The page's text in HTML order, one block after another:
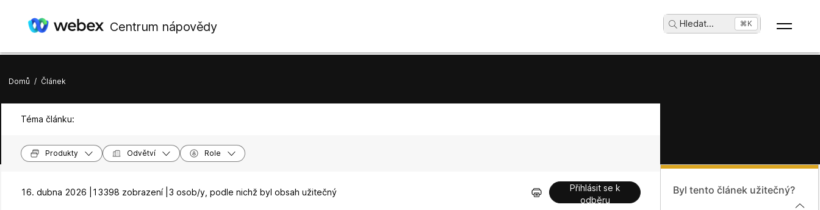
Centrum nápovědy Hledat... ⌘K
Domů / Článek
Téma článku:
Produkty Odvětví Role
16. dubna 2026 | 13398 zobrazení | 3 osob/y, podle nichž byl obsah užitečný
Přihlásit se k
odběru
Byl tento článek užitečný?